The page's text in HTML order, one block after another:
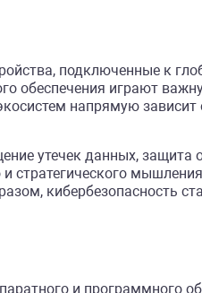
подключенные к
обеспечения играют
напрямую зависит
утечек данных, защита
и стратегического
кибербезопасность
и программного